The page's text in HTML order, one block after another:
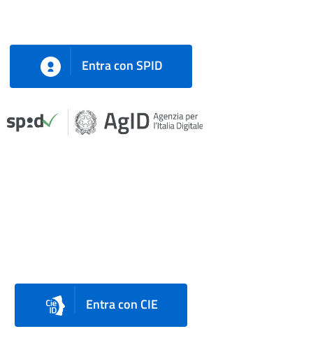
Entra con SPID
Entra con CIE